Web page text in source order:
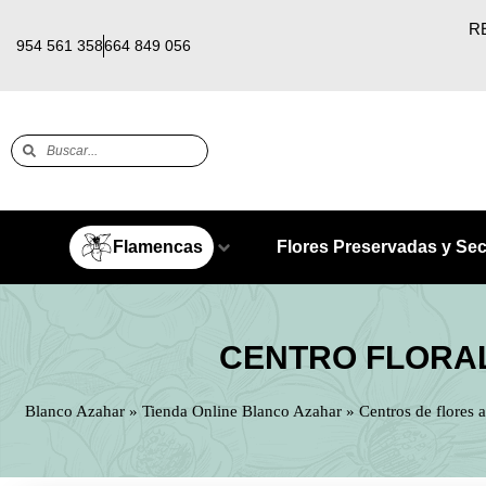
954 561 358664 849 056
Flamencas Flores Preservadas y
CENTRO
Blanco Azahar» Tienda Online Blanco Azahar» Centros de flores